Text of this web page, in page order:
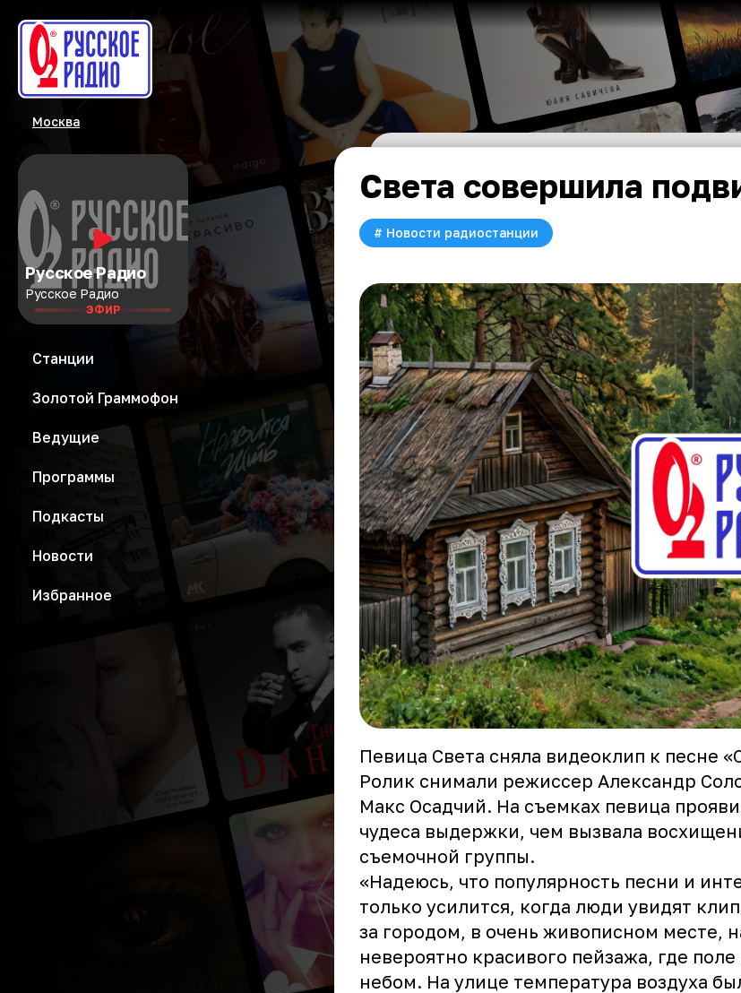
Москва
Русское Радио
Русское Радио
ЭФИР
Станции
Золотой Граммофон
Ведущие
Программы
Подкасты
Новости
Избранное
Света совершила
# Новости радиостанции
Певица Света сняла видеоклип к песне
Ролик снимали режиссер Александр
Макс Осадчий. На съемках певица
чудеса выдержки, чем вызвала
съемочной группы.
«Надеюсь, что популярность песни и
только усилится, когда люди увидят
за городом, в очень живописном месте,
невероятно красивого пейзажа, где поле
небом. На улице температура воздуха